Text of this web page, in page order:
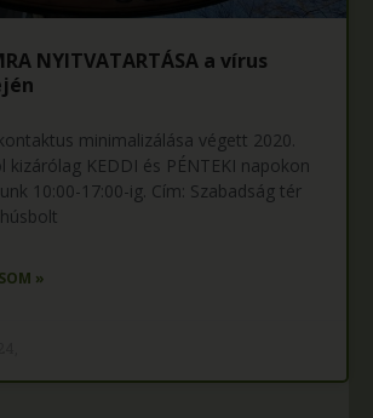
NYITVATARTÁSA a vírus
minimalizálása végett 2020.
kizárólag KEDDI és PÉNTEKI napokon
10:00-17:00-ig. Cím: Szabadság tér
»